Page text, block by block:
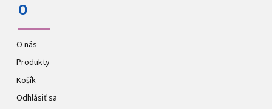
O
O nás
Produkty
Košík
Odhlásiť sa